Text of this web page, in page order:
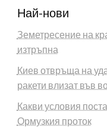
Най-нови
Земетресение на
изтръпна
Киев отвръща на
ракети влизат във
Какви условия
Ормузкия проток